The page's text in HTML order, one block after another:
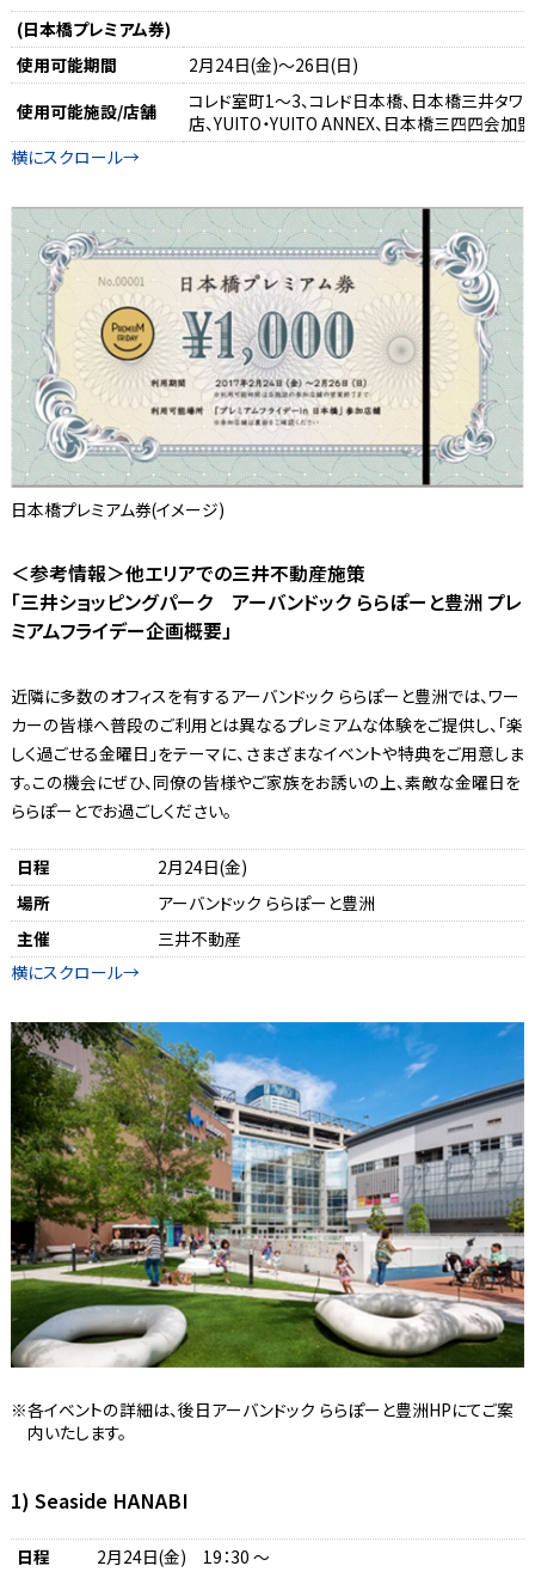
(日本橋プレミアム券)
使用可能期間
2月24日(金)～26日(日)
使用可能施設/店舗
コレド室町1～3、コレド日本橋、日本橋三井タ
店、YUITO・YUITO ANNEX、日本橋三四四会
日本橋プレミアム券(イメージ)
＜参考情報＞他エリアでの三井不動産施策
「三井ショッピングパーク アーバンドック ららぽーと豊洲 プレ
ミアムフライデー企画概要」
近隣に多数のオフィスを有するアーバンドック ららぽーと豊洲では、ワー
カーの皆様へ普段のご利用とは異なるプレミアムな体験をご提供し、「楽
しく過ごせる金曜日」をテーマに、さまざまなイベントや特典をご用意しま
す。この機会にぜひ、同僚の皆様やご家族をお誘いの上、素敵な金曜日を
ららぽーとでお過ごしください。
日程
2月24日(金)
場所
アーバンドック ららぽーと豊洲
主催
三井不動産
各イベントの詳細は、後日アーバンドック ららぽーと豊洲HPにてご案
内いたします。
1) Seaside HANABI
日程 2月24日(金) 19：30 ～